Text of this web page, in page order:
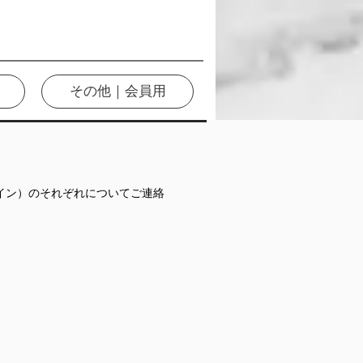
その他｜会員用
ン）のそれぞれについてご連絡